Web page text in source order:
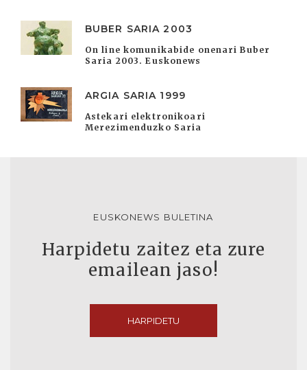
BUBER SARIA 2003
On line komunikabide onenari Buber
Saria 2003. Euskonews
ARGIA SARIA 1999
Astekari elektronikoari
Merezimenduzko Saria
EUSKONEWS BULETINA
Harpidetu zaitez eta zure
emailean jaso!
HARPIDETU